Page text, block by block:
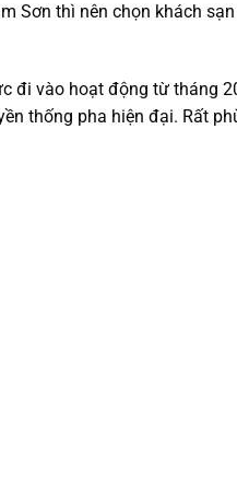
Sơn thì nên chọn khách
đi vào hoạt động từ tháng
thống pha hiện đại. Rất